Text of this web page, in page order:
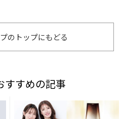
のトップにもどる
すすめの記事